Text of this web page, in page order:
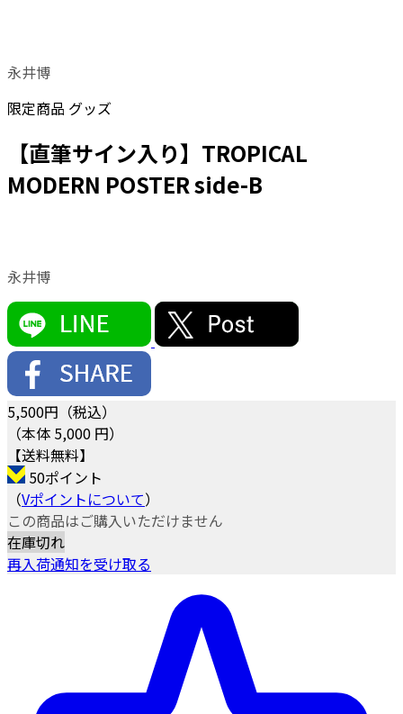
永井博
限定商品 グッズ
【直筆サイン入り】TROPICAL
MODERN POSTER side-B
永井博
5,500円（税込）
（本体 5,000 円）
【送料無料】
50ポイント
（Vポイントについて）
この商品はご購入いただけません
在庫切れ
再入荷通知を受け取る